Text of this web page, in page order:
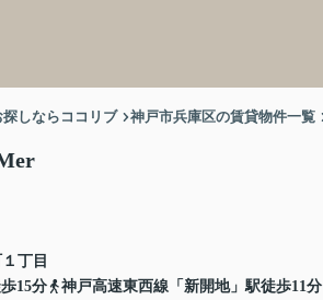
しならココリブ 神戸市兵庫区の賃貸物件一覧
１丁目
15分
神戸高速東西線「新開地」駅徒歩11分